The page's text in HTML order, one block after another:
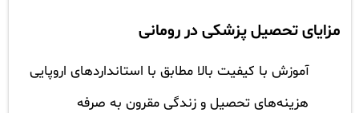
مزایای تحصیل پزشکی در رومانی
آموزش با کیفیت بالا مطابق با استانداردهای اروپایی
هزینه‌های تحصیل و زندگی مقرون به صرفه